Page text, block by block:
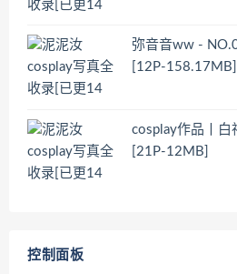
弥音音ww -
[12P-158.17MB]
cosplay作品丨
[21P-12MB]
控制面板